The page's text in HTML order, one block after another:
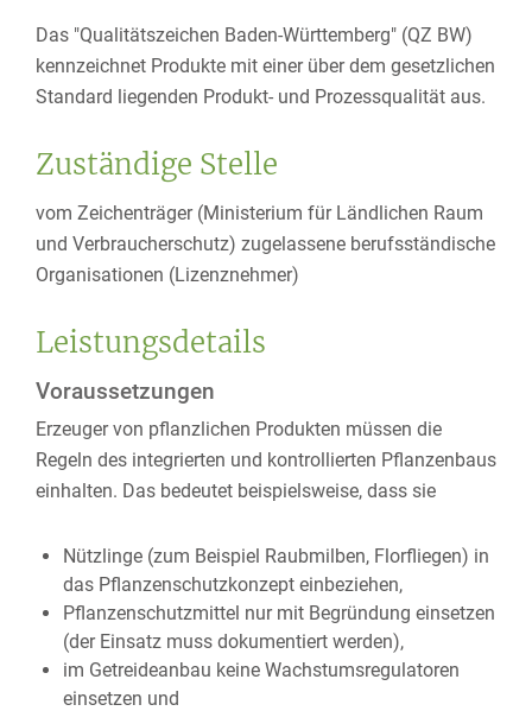
Das "Qualitätszeichen Baden-Württemberg" (QZ BW)
kennzeichnet Produkte mit einer über dem gesetzlichen
Standard liegenden Produkt- und Prozessqualität aus.
Zuständige Stelle
vom Zeichenträger (Ministerium für Ländlichen Raum
und Verbraucherschutz) zugelassene berufsständische
Organisationen (Lizenznehmer)
Leistungsdetails
Voraussetzungen
Erzeuger von pflanzlichen Produkten müssen die
Regeln des integrierten und kontrollierten Pflanzenbaus
einhalten. Das bedeutet beispielsweise, dass sie
Nützlinge (zum Beispiel Raubmilben, Florfliegen) in
das Pflanzenschutzkonzept einbeziehen,
Pflanzenschutzmittel nur mit Begründung einsetzen
(der Einsatz muss dokumentiert werden),
im Getreideanbau keine Wachstumsregulatoren
einsetzen und